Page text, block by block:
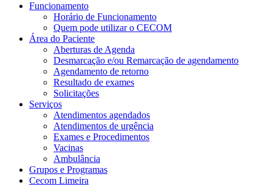
Funcionamento
Horário de Funcionamento
Quem pode utilizar o CECOM
Área do Paciente
Aberturas de Agenda
Desmarcação e/ou Remarcação de agendamento
Agendamento de retorno
Resultado de exames
Solicitações
Serviços
Atendimentos agendados
Atendimentos de urgência
Exames e Procedimentos
Vacinas
Ambulância
Grupos e Programas
Cecom Limeira